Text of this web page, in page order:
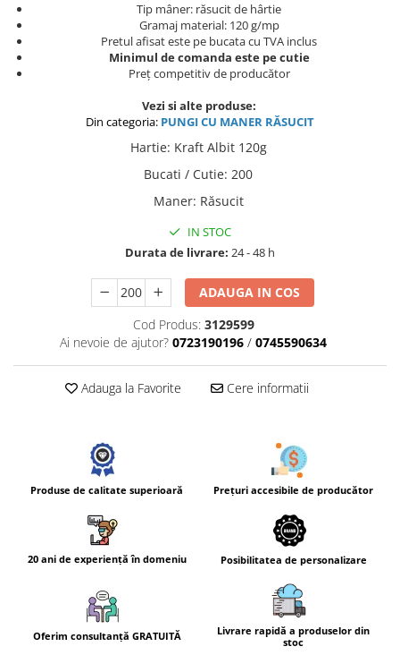
Tip mâner: răsucit de hârtie
Gramaj material: 120 g/mp
Pretul afisat este pe bucata cu TVA inclus
Minimul de comanda este pe cutie
Preț competitiv de producător
Vezi si alte produse:
Din categoria: PUNGI CU MANER RĂSUCIT
Hartie: Kraft Albit 120g
Bucati / Cutie: 200
Maner: Răsucit
IN STOC
Durata de livrare: 24 - 48 h
ADAUGA IN COS
Cod Produs: 3129599
Ai nevoie de ajutor? 0723190196 / 0745590634
Adauga la Favorite Cere informatii
Produse de calitate superioară Prețuri accesibile de producător
20 ani de experiență în domeniu Posibilitatea de personalizare
Oferim consultanță GRATUITĂ
Livrare rapidă a produselor din
stoc